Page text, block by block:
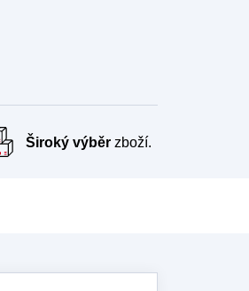
Široký výběrzboží.